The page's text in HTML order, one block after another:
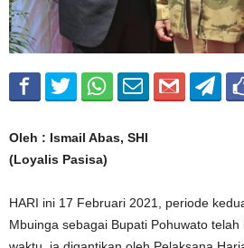
Oleh : Ismail Abas, SHI
(Loyalis Pasisa)
HARI ini 17 Februari 2021, periode
Mbuinga sebagai Bupati Pohuwato